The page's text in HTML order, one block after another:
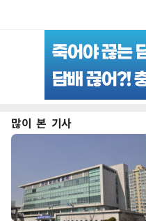
많이 본 기사